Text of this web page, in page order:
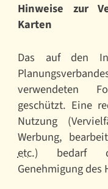
Hinweise zur
Karten
Das auf den
verwendeten
geschützt. Eine
Nutzung
Werbung,
etc.) bedarf
Genehmigung des